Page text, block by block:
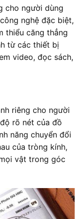
cho người dùng
nghệ đặc biệt,
thiểu căng thẳng
từ các thiết bị
video, đọc sách,
riêng cho người
rõ nét của đồ
năng chuyển đổi
của tròng kính,
vật trong góc